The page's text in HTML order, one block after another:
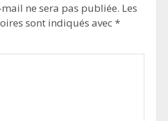
ne sera pas publiée. Les
sont indiqués avec*